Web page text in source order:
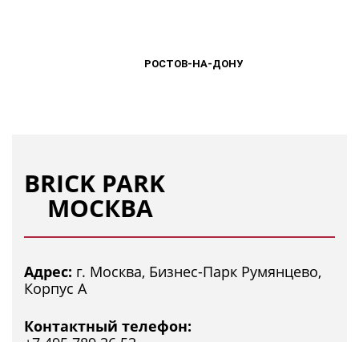
РОСТОВ-НА-ДОНУ
РОСТОВ-НА-ДОНУ
BRICK PARK
МОСКВА
Адрес: г. Москва, Бизнес-Парк Румянцево,
Корпус А
Контактный телефон: